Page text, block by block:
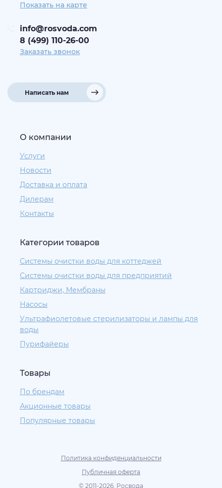
Показать на карте
info@rosvoda.com
8 (499) 110-26-00
Заказать звонок
Написать нам
О компании
Услуги
Новости
Доставка и оплата
Дилерам
Контакты
Категории товаров
Системы очистки воды для коттеджей
Системы очистки воды для предприятий
Картриджи, Мембраны
Насосы
Ультрафиолетовые стерилизаторы и лампы для
воды
Пурифайеры
Товары
По брендам
Акционные товары
Популярные товары
© 2011-2026. Росвода
Политика конфиденциальности
Публичная оферта